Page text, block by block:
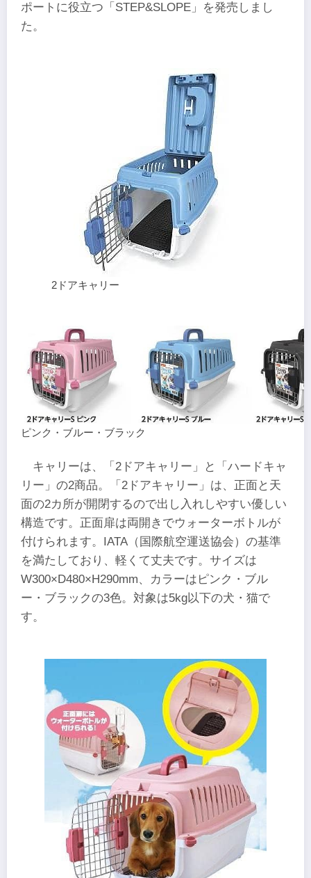
ポートに役立つ「STEP&SLOPE」を発売しまし
た。
2ドアキャリー
ピンク・ブルー・ブラック
キャリーは、「2ドアキャリー」と「ハードキャ
リー」の2商品。「2ドアキャリー」は、正面と天
面の2カ所が開閉するので出し入れしやすい優しい
構造です。正面扉は両開きでウォーターボトルが
付けられます。IATA（国際航空運送協会）の基準
を満たしており、軽くて丈夫です。サイズは
W300×D480×H290mm、カラーはピンク・ブル
ー・ブラックの3色。対象は5kg以下の犬・猫で
す。